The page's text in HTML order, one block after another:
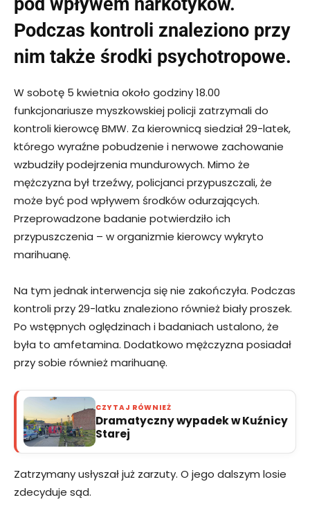
Podczas kontroli znaleziono przy
nim także środki psychotropowe.
W sobotę 5 kwietnia około godziny 18.00
funkcjonariusze myszkowskiej policji zatrzymali do
kontroli kierowcę BMW. Za kierownicą siedział 29-latek,
którego wyraźne pobudzenie i nerwowe zachowanie
wzbudziły podejrzenia mundurowych. Mimo że
mężczyzna był trzeźwy, policjanci przypuszczali, że
może być pod wpływem środków odurzających.
Przeprowadzone badanie potwierdziło ich
przypuszczenia – w organizmie kierowcy wykryto
marihuanę.
Na tym jednak interwencja się nie zakończyła. Podczas
kontroli przy 29-latku znaleziono również biały proszek.
Po wstępnych oględzinach i badaniach ustalono, że
była to amfetamina. Dodatkowo mężczyzna posiadał
przy sobie również marihuanę.
CZYTAJ RÓWNIEŻ
Dramatyczny wypadek w Kuźnicy
Starej
Zatrzymany usłyszał już zarzuty. O jego dalszym losie
zdecyduje sąd.